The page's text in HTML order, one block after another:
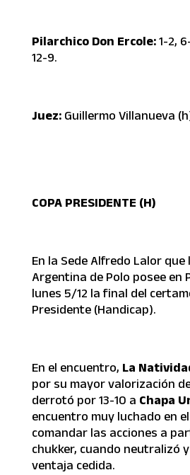
Pilarchico Don Ercole: 1-2,
12-9.
Juez: Guillermo Villanueva
COPA PRESIDENTE (H)
En la Sede Alfredo Lalor que
Argentina de Polo posee en
lunes 5/12 la final del
Presidente (Handicap).
En el encuentro, La
por su mayor valorización
derrotó por 13-10 a Chapa
encuentro muy luchado en
comandar las acciones a
chukker, cuando neutralizó
ventaja cedida.